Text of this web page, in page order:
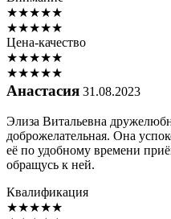
★★★★★
★★★★★
Цена-качество
★★★★★
★★★★★
Анастасия 31.08.2023
Элиза Витальевна
доброжелательная. Она
её по удобному времени
обращусь к ней.
Квалификация
★★★★★